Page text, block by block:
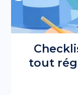
tout